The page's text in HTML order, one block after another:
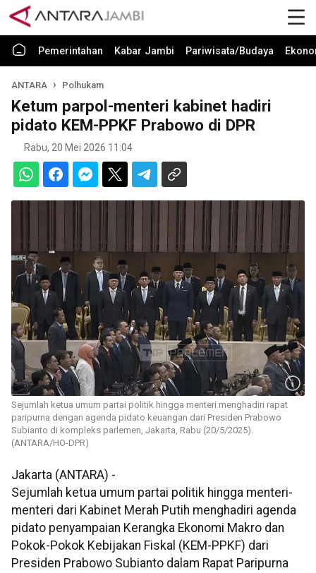
Pemerintahan Kabar Jambi Pariwisata/Budaya
ANTARA Polhukam
Ketum parpol-menteri kabinet hadiri
pidato KEM-PPKF Prabowo di DPR
Rabu, 20 Mei 2026 11:04
Sejumlah ketua umum partai politik hingga menteri menghadiri rapat
paripurna dengan agenda pidato keuangan dari Presiden Prabowo
Subianto di kompleks parlemen, Jakarta, Rabu (20/5/2025).
(ANTARA/HO-DPR)
Jakarta (ANTARA) -
Sejumlah ketua umum partai politik hingga menteri-
menteri dari Kabinet Merah Putih menghadiri agenda
pidato penyampaian Kerangka Ekonomi Makro dan
Pokok-Pokok Kebijakan Fiskal (KEM-PPKF) dari
Presiden Prabowo Subianto dalam Rapat Paripurna